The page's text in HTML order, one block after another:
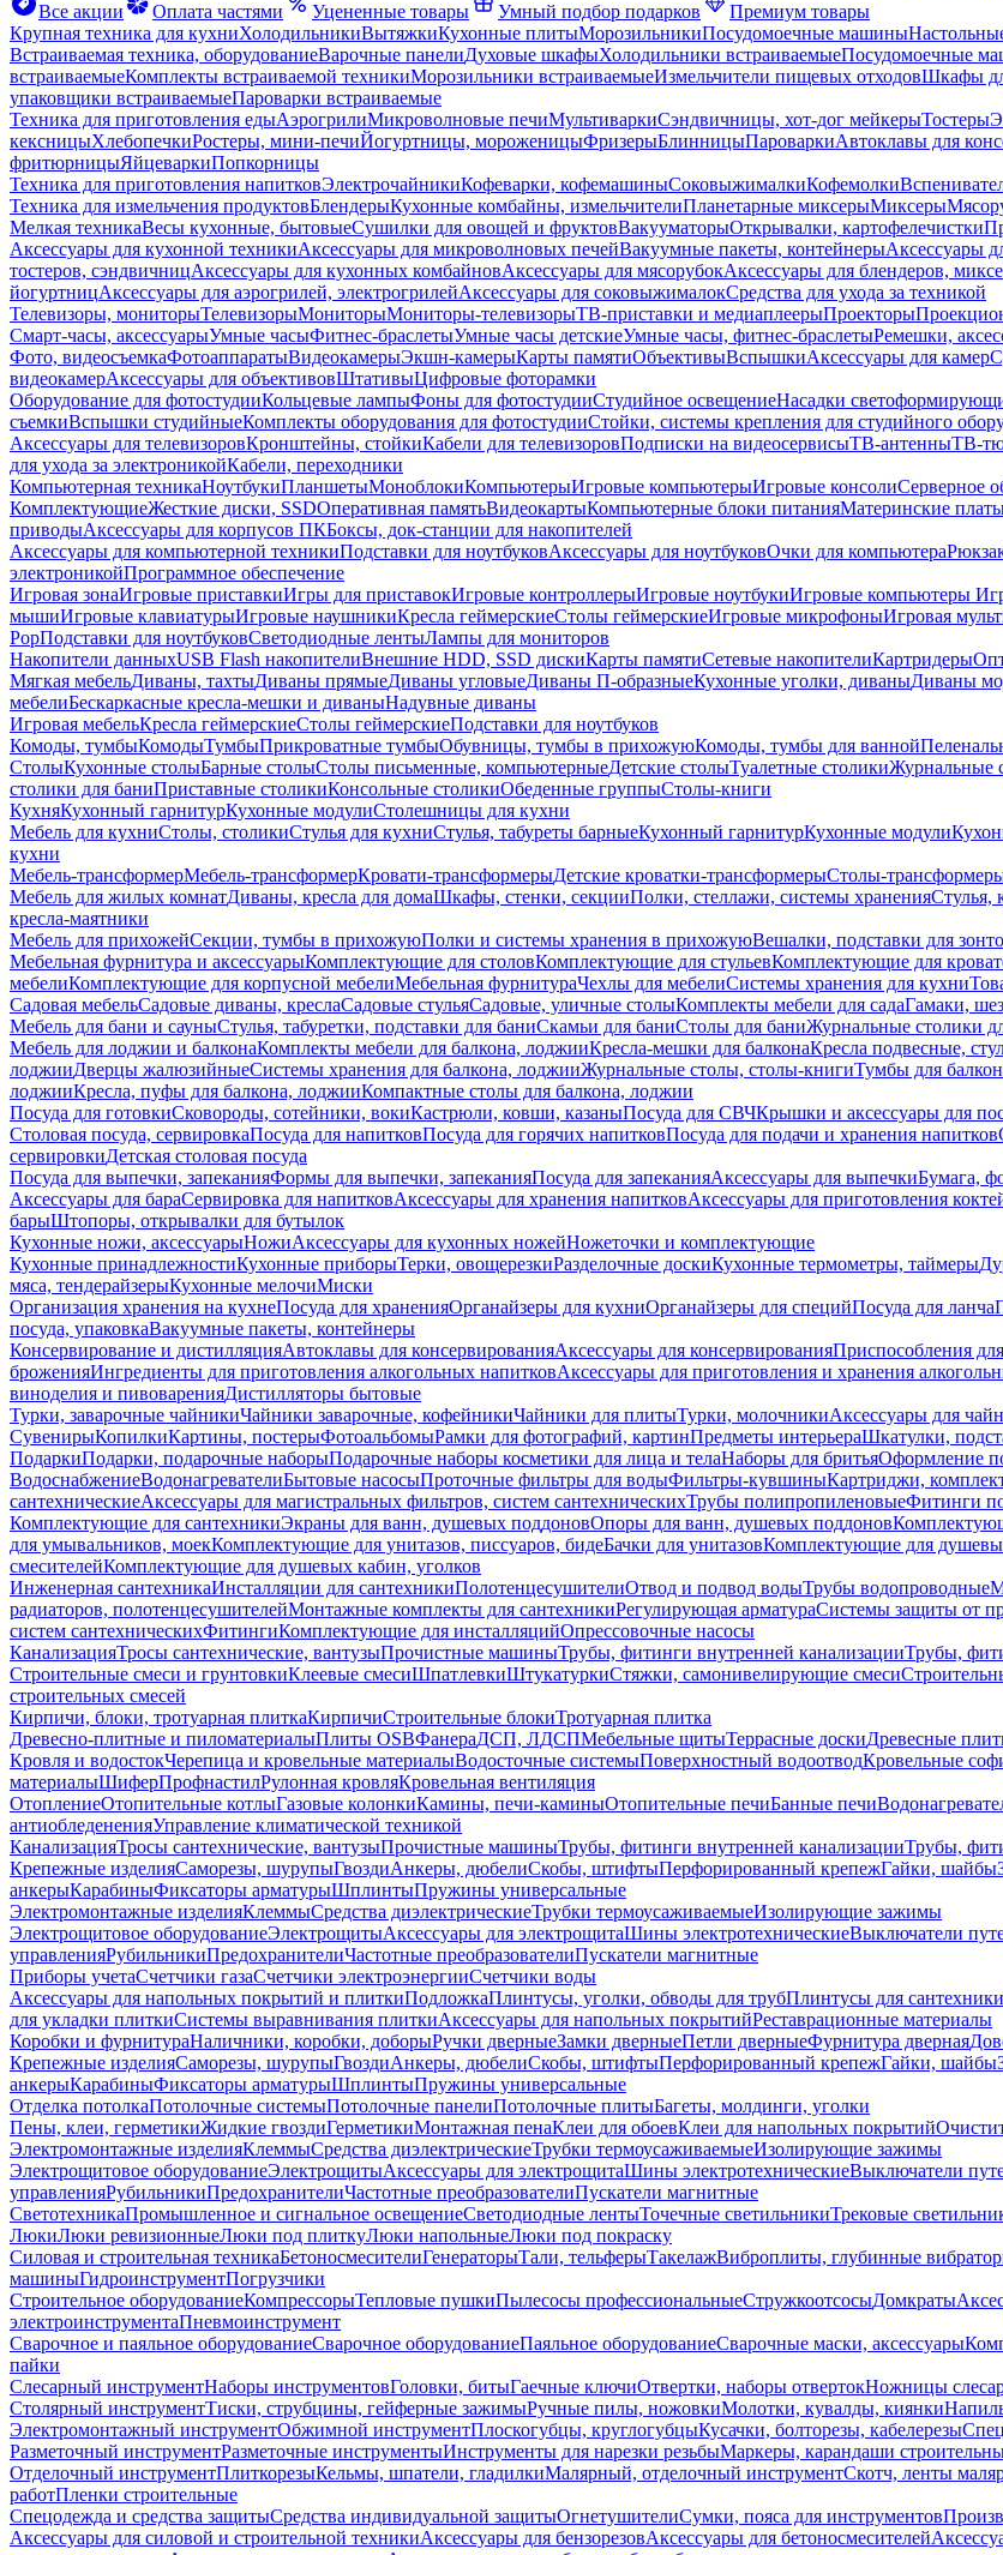
Все акции
Оплата частями Уцененные товары Умный подбор подарков
Премиум товары
Крупная техника для кухниХолодильникиВытяжкиКухонные плитыМорозильникиПосудомоечные машины
Встраиваемая техника, оборудованиеВарочные панелиДуховые шкафыХолодильники встраиваемыеПосудомоечные
встраиваемыеКомплекты встраиваемой техникиМорозильники встраиваемыеИзмельчители пищевых отходовШкафы
упаковщики встраиваемыеПароварки встраиваемые
Техника для приготовления едыАэрогрилиМикроволновые печиМультиваркиСэндвичницы, хот-дог мейкерыТостеры
кексницыХлебопечкиРостеры, мини-печиЙогуртницы, мороженицыФризерыБлинницыПароваркиАвтоклавы для
фритюрницыЯйцеваркиПопкорницы
Техника для приготовления напитковЭлектрочайникиКофеварки, кофемашиныСоковыжималкиКофемолки
Техника для измельчения продуктовБлендерыКухонные комбайны, измельчителиПланетарные миксерыМиксеры
Мелкая техникаВесы кухонные, бытовыеСушилки для овощей и фруктовВакууматорыОткрывалки, картофелечистки
Аксессуары для кухонной техникиАксессуары для микроволновых печейВакуумные пакеты, контейнерыАксессуары
тостеров, сэндвичницАксессуары для кухонных комбайновАксессуары для мясорубокАксессуары для блендеров,
йогуртницАксессуары для аэрогрилей, электрогрилейАксессуары для соковыжималокСредства для ухода за техникой
Телевизоры, мониторыТелевизорыМониторыМониторы-телевизорыТВ-приставки и медиаплеерыПроекторы
Смарт-часы, аксессуарыУмные часыФитнес-браслетыУмные часы детскиеУмные часы, фитнес-браслетыРемешки,
Фото, видеосъемкаФотоаппаратыВидеокамерыЭкшн-камерыКарты памятиОбъективыВспышкиАксессуары для камер
видеокамерАксессуары для объективовШтативыЦифровые фоторамки
Оборудование для фотостудииКольцевые лампыФоны для фотостудииСтудийное освещениеНасадки
съемкиВспышки студийныеКомплекты оборудования для фотостудииСтойки, системы крепления для студийного
Аксессуары для телевизоровКронштейны, стойкиКабели для телевизоровПодписки на видеосервисыТВ-антенныТВ-
для ухода за электроникойКабели, переходники
Компьютерная техникаНоутбукиПланшетыМоноблокиКомпьютерыИгровые компьютерыИгровые консолиСерверное
КомплектующиеЖесткие диски, SSDОперативная памятьВидеокартыКомпьютерные блоки питанияМатеринские
приводыАксессуары для корпусов ПКБоксы, док-станции для накопителей
Аксессуары для компьютерной техникиПодставки для ноутбуковАксессуары для ноутбуковОчки для компьютера
электроникойПрограммное обеспечение
Игровая зонаИгровые приставкиИгры для приставокИгровые контроллерыИгровые ноутбукиИгровые компьютеры
мышиИгровые клавиатурыИгровые наушникиКресла геймерскиеСтолы геймерскиеИгровые микрофоныИгровая
PopПодставки для ноутбуковСветодиодные лентыЛампы для мониторов
Накопители данныхUSB Flash накопителиВнешние HDD, SSD дискиКарты памятиСетевые накопителиКартридеры
Мягкая мебельДиваны, тахтыДиваны прямыеДиваны угловыеДиваны П-образныеКухонные уголки, диваныДиваны
мебелиБескаркасные кресла-мешки и диваныНадувные диваны
Игровая мебельКресла геймерскиеСтолы геймерскиеПодставки для ноутбуков
Комоды, тумбыКомодыТумбыПрикроватные тумбыОбувницы, тумбы в прихожуюКомоды, тумбы для ванной
СтолыКухонные столыБарные столыСтолы письменные, компьютерныеДетские столыТуалетные столикиЖурнальные
столики для баниПриставные столикиКонсольные столикиОбеденные группыСтолы-книги
КухняКухонный гарнитурКухонные модулиСтолешницы для кухни
Мебель для кухниСтолы, столикиСтулья для кухниСтулья, табуреты барныеКухонный гарнитурКухонные модули
кухни
Мебель-трансформерМебель-трансформерКровати-трансформерыДетские кроватки-трансформерыСтолы-
Мебель для жилых комнатДиваны, кресла для домаШкафы, стенки, секцииПолки, стеллажи, системы храненияСтулья,
кресла-маятники
Мебель для прихожейСекции, тумбы в прихожуюПолки и системы хранения в прихожуюВешалки, подставки для
Мебельная фурнитура и аксессуарыКомплектующие для столовКомплектующие для стульевКомплектующие для
мебелиКомплектующие для корпусной мебелиМебельная фурнитураЧехлы для мебелиСистемы хранения для кухни
Садовая мебельСадовые диваны, креслаСадовые стульяСадовые, уличные столыКомплекты мебели для садаГамаки,
Мебель для бани и сауныСтулья, табуретки, подставки для баниСкамьи для баниСтолы для баниЖурнальные столики
Мебель для лоджии и балконаКомплекты мебели для балкона, лоджииКресла-мешки для балконаКресла подвесные,
лоджииДверцы жалюзийныеСистемы хранения для балкона, лоджииЖурнальные столы, столы-книгиТумбы для
лоджииКресла, пуфы для балкона, лоджииКомпактные столы для балкона, лоджии
Посуда для готовкиСковороды, сотейники, вокиКастрюли, ковши, казаныПосуда для СВЧКрышки и аксессуары для
Столовая посуда, сервировкаПосуда для напитковПосуда для горячих напитковПосуда для подачи и хранения напитков
сервировкиДетская столовая посуда
Посуда для выпечки, запеканияФормы для выпечки, запеканияПосуда для запеканияАксессуары для выпечкиБумага,
Аксессуары для бараСервировка для напитковАксессуары для хранения напитковАксессуары для приготовления
барыШтопоры, открывалки для бутылок
Кухонные ножи, аксессуарыНожиАксессуары для кухонных ножейНожеточки и комплектующие
Кухонные принадлежностиКухонные приборыТерки, овощерезкиРазделочные доскиКухонные термометры, таймеры
мяса, тендерайзерыКухонные мелочиМиски
Организация хранения на кухнеПосуда для храненияОрганайзеры для кухниОрганайзеры для специйПосуда для ланча
посуда, упаковкаВакуумные пакеты, контейнеры
Консервирование и дистилляцияАвтоклавы для консервированияАксессуары для консервированияПриспособления
броженияИнгредиенты для приготовления алкогольных напитковАксессуары для приготовления и хранения
виноделия и пивоваренияДистилляторы бытовые
Турки, заварочные чайникиЧайники заварочные, кофейникиЧайники для плитыТурки, молочникиАксессуары для
СувенирыКопилкиКартины, постерыФотоальбомыРамки для фотографий, картинПредметы интерьераШкатулки,
ПодаркиПодарки, подарочные наборыПодарочные наборы косметики для лица и телаНаборы для бритьяОформление
ВодоснабжениеВодонагревателиБытовые насосыПроточные фильтры для водыФильтры-кувшиныКартриджи,
сантехническиеАксессуары для магистральных фильтров, систем сантехническихТрубы полипропиленовыеФитинги
Комплектующие для сантехникиЭкраны для ванн, душевых поддоновОпоры для ванн, душевых поддонов
для умывальников, моекКомплектующие для унитазов, писсуаров, бидеБачки для унитазовКомплектующие для
смесителейКомплектующие для душевых кабин, уголков
Инженерная сантехникаИнсталляции для сантехникиПолотенцесушителиОтвод и подвод водыТрубы водопроводные
радиаторов, полотенцесушителейМонтажные комплекты для сантехникиРегулирующая арматураСистемы защиты от
систем сантехническихФитингиКомплектующие для инсталляцийОпрессовочные насосы
КанализацияТросы сантехнические, вантузыПрочистные машиныТрубы, фитинги внутренней канализацииТрубы,
Строительные смеси и грунтовкиКлеевые смесиШпатлевкиШтукатуркиСтяжки, самонивелирующие смеси
строительных смесей
Кирпичи, блоки, тротуарная плиткаКирпичиСтроительные блокиТротуарная плитка
Древесно-плитные и пиломатериалыПлиты OSBФанераДСП, ЛДСПМебельные щитыТеррасные доскиДревесные
Кровля и водостокЧерепица и кровельные материалыВодосточные системыПоверхностный водоотводКровельные
материалыШиферПрофнастилРулонная кровляКровельная вентиляция
ОтоплениеОтопительные котлыГазовые колонкиКамины, печи-каминыОтопительные печиБанные печи
антиобледененияУправление климатической техникой
КанализацияТросы сантехнические, вантузыПрочистные машиныТрубы, фитинги внутренней канализацииТрубы,
Крепежные изделияСаморезы, шурупыГвоздиАнкеры, дюбелиСкобы, штифтыПерфорированный крепежГайки, шайбы
анкерыКарабиныФиксаторы арматурыШплинтыПружины универсальные
Электромонтажные изделияКлеммыСредства диэлектрическиеТрубки термоусаживаемыеИзолирующие зажимы
Электрощитовое оборудованиеЭлектрощитыАксессуары для электрощитаШины электротехническиеВыключатели
управленияРубильникиПредохранителиЧастотные преобразователиПускатели магнитные
Приборы учетаСчетчики газаСчетчики электроэнергииСчетчики воды
Аксессуары для напольных покрытий и плиткиПодложкаПлинтусы, уголки, обводы для трубПлинтусы для сантехники
для укладки плиткиСистемы выравнивания плиткиАксессуары для напольных покрытийРеставрационные материалы
Коробки и фурнитураНаличники, коробки, доборыРучки дверныеЗамки дверныеПетли дверныеФурнитура дверная
Крепежные изделияСаморезы, шурупыГвоздиАнкеры, дюбелиСкобы, штифтыПерфорированный крепежГайки, шайбы
анкерыКарабиныФиксаторы арматурыШплинтыПружины универсальные
Отделка потолкаПотолочные системыПотолочные панелиПотолочные плитыБагеты, молдинги, уголки
Пены, клеи, герметикиЖидкие гвоздиГерметикиМонтажная пенаКлеи для обоевКлеи для напольных покрытий
Электромонтажные изделияКлеммыСредства диэлектрическиеТрубки термоусаживаемыеИзолирующие зажимы
Электрощитовое оборудованиеЭлектрощитыАксессуары для электрощитаШины электротехническиеВыключатели
управленияРубильникиПредохранителиЧастотные преобразователиПускатели магнитные
СветотехникаПромышленное и сигнальное освещениеСветодиодные лентыТочечные светильникиТрековые
ЛюкиЛюки ревизионныеЛюки под плиткуЛюки напольныеЛюки под покраску
Силовая и строительная техникаБетоносмесителиГенераторыТали, тельферыТакелажВиброплиты, глубинные
машиныГидроинструментПогрузчики
Строительное оборудованиеКомпрессорыТепловые пушкиПылесосы профессиональныеСтружкоотсосыДомкраты
электроинструментаПневмоинструмент
Сварочное и паяльное оборудованиеСварочное оборудованиеПаяльное оборудованиеСварочные маски, аксессуары
пайки
Слесарный инструментНаборы инструментовГоловки, битыГаечные ключиОтвертки, наборы отвертокНожницы
Столярный инструментТиски, струбцины, гейферные зажимыРучные пилы, ножовкиМолотки, кувалды, киянки
Электромонтажный инструментОбжимной инструментПлоскогубцы, круглогубцыКусачки, болторезы, кабелерезы
Разметочный инструментРазметочные инструментыИнструменты для нарезки резьбыМаркеры, карандаши
Отделочный инструментПлиткорезыКельмы, шпатели, гладилкиМалярный, отделочный инструментСкотч, ленты
работПленки строительные
Спецодежда и средства защитыСредства индивидуальной защитыОгнетушителиСумки, пояса для инструментов
Аксессуары для силовой и строительной техникиАксессуары для бензорезовАксессуары для бетоносмесителей